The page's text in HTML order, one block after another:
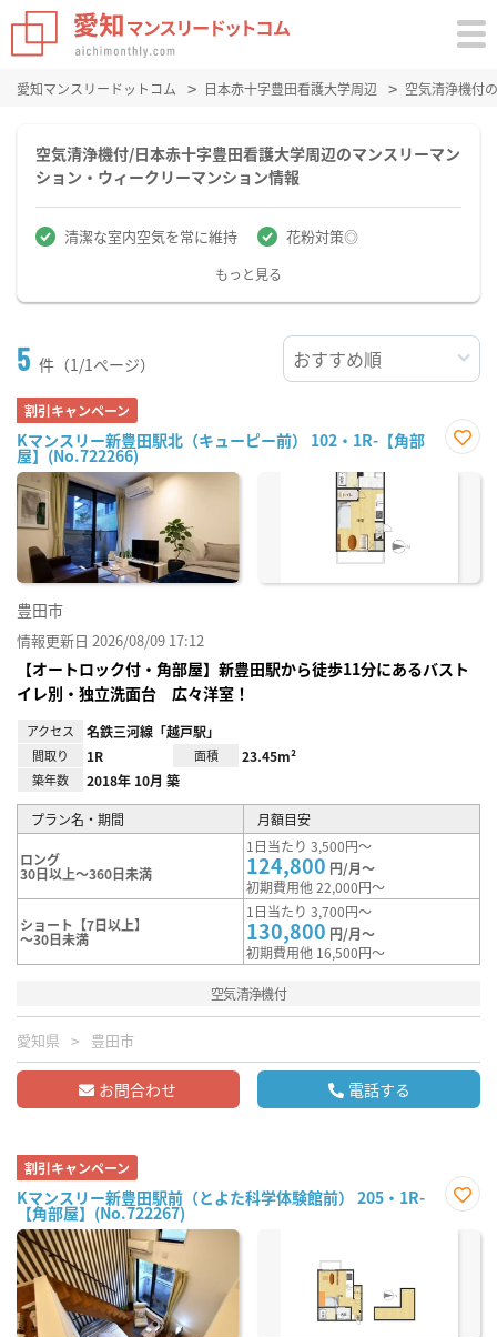
愛知マンスリードットコム 日本赤十字豊田看護大学周辺 空気清浄機付
空気清浄機付/日本赤十字豊田看護大学周辺のマンスリーマン
ション・ウィークリーマンション情報
清潔な室内空気を常に維持 花粉対策◎
もっと見る
5 件（1/1ページ）
割引キャンペーン
Kマンスリー新豊田駅北（キューピー前） 102・1R-【角部
屋】(No.722266)
に入
豊田市
情報更新日 2026/08/09 17:12
【オートロック付・角部屋】新豊田駅から徒歩11分にあるバスト
イレ別・独立洗面台 広々洋室！
アクセス 名鉄三河線「越戸駅」
間取り 1R 面積 23.45m²
築年数 2018年 10月 築
プラン名・期間 月額目安
ロング
30日以上～360日未満
1日当たり 3,500円～
124,800 円/月～
初期費用他 22,000円～
ショート【7日以上】
～30日未満
1日当たり 3,700円～
130,800 円/月～
初期費用他 16,500円～
空気清浄機付
愛知県 豊田市
お問合わせ 電話する
割引キャンペーン
Kマンスリー新豊田駅前（とよた科学体験館前） 205・1R-
【角部屋】(No.722267)
に入